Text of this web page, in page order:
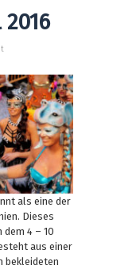
als eine der
Dieses
dem 4 – 10
aus einer
bekleideten